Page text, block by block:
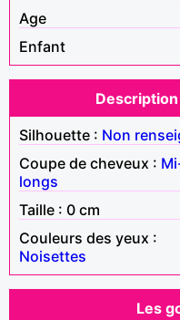
Age
Enfant
Silhouette : Non
Coupe de cheveux :
longs
Taille : 0 cm
Couleurs des yeux :
Noisettes
Les